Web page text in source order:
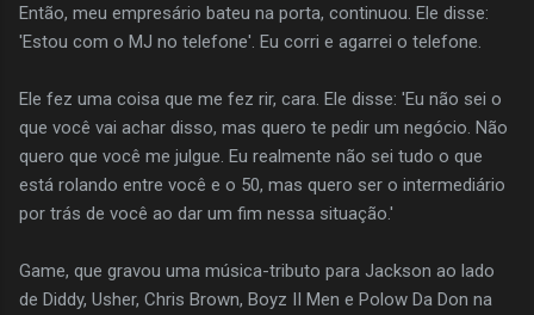
Então, meu empresário bateu na porta, continuou. Ele disse:
'Estou com o MJ no telefone'. Eu corri e agarrei o telefone.
Ele fez uma coisa que me fez rir, cara. Ele disse: 'Eu não sei o
que você vai achar disso, mas quero te pedir um negócio. Não
quero que você me julgue. Eu realmente não sei tudo o que
está rolando entre você e o 50, mas quero ser o intermediário
por trás de você ao dar um fim nessa situação.'
Game, que gravou uma música-tributo para Jackson ao lado
de Diddy, Usher, Chris Brown, Boyz II Men e Polow Da Don na